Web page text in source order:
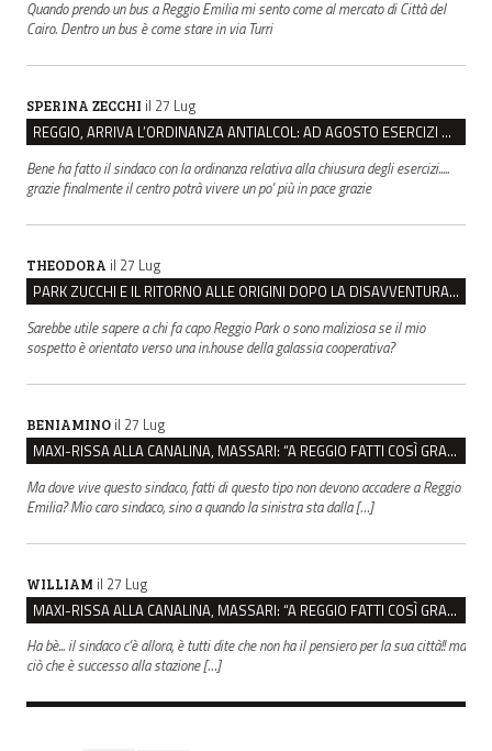
Quando prendo un bus a Reggio Emilia mi sento come al mercato di Città del
Cairo. Dentro un bus è come stare in via Turri
SPERINA ZECCHI il 27 Lug
REGGIO, ARRIVA L’ORDINANZA ANTIALCOL: AD AGOSTO ESERCIZI DI VICINATO CHIUSI DALLE 22 ALLE 6
Bene ha fatto il sindaco con la ordinanza relativa alla chiusura degli esercizi.....
grazie finalmente il centro potrà vivere un po' più in pace grazie
THEODORA il 27 Lug
PARK ZUCCHI E IL RITORNO ALLE ORIGINI DOPO LA DISAVVENTURA CON REGGIO EMILIA PARCHEGGI
Sarebbe utile sapere a chi fa capo Reggio Park o sono maliziosa se il mio
sospetto è orientato verso una in.house della galassia cooperativa?
BENIAMINO il 27 Lug
MAXI-RISSA ALLA CANALINA, MASSARI: “A REGGIO FATTI COSÌ GRAVI NON DEVONO TROVARE SPAZIO”
Ma dove vive questo sindaco, fatti di questo tipo non devono accadere a Reggio
Emilia? Mio caro sindaco, sino a quando la sinistra sta dalla […]
WILLIAM il 27 Lug
MAXI-RISSA ALLA CANALINA, MASSARI: “A REGGIO FATTI COSÌ GRAVI NON DEVONO TROVARE SPAZIO”
Ha bè... il sindaco c'è allora, è tutti dite che non ha il pensiero per la sua città!! ma
ciò che è successo alla stazione […]